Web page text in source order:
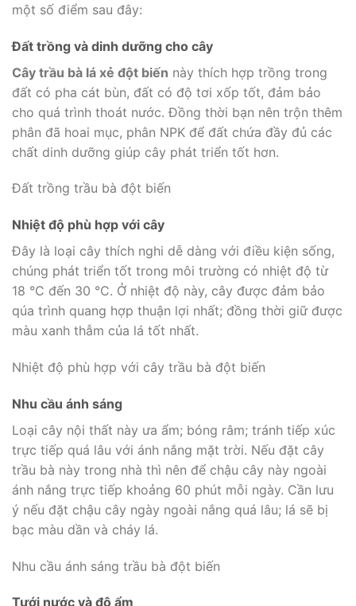
một số điểm sau đây:
Đất trồng và dinh dưỡng cho cây
Cây trầu bà lá xẻ đột biến này thích hợp trồng trong
đất có pha cát bùn, đất có độ tơi xốp tốt, đảm bảo
cho quá trình thoát nước. Đồng thời bạn nên trộn thêm
phân đã hoai mục, phân NPK để đất chứa đầy đủ các
chất dinh dưỡng giúp cây phát triển tốt hơn.
Đất trồng trầu bà đột biến
Nhiệt độ phù hợp với cây
Đây là loại cây thích nghi dễ dàng với điều kiện sống,
chúng phát triển tốt trong môi trường có nhiệt độ từ
18 °C đến 30 °C. Ở nhiệt độ này, cây được đảm bảo
qúa trình quang hợp thuận lợi nhất; đồng thời giữ được
màu xanh thẫm của lá tốt nhất.
Nhiệt độ phù hợp với cây trầu bà đột biến
Nhu cầu ánh sáng
Loại cây nội thất này ưa ẩm; bóng râm; tránh tiếp xúc
trực tiếp quá lâu với ánh nắng mặt trời. Nếu đặt cây
trầu bà này trong nhà thì nên để chậu cây này ngoài
ánh nắng trực tiếp khoảng 60 phút mỗi ngày. Cần lưu
ý nếu đặt chậu cây ngày ngoài nắng quá lâu; lá sẽ bị
bạc màu dần và cháy lá.
Nhu cầu ánh sáng trầu bà đột biến
Tưới nước và độ ẩm